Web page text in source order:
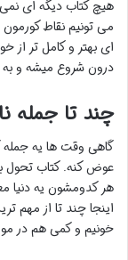
هیچ کتاب دیگه ای
می تونیم نقاط
ای بهتر و کامل تر از
درون شروع میشه و به
چند تا جمله
گاهی وقت ها یه جمله
عوض کنه. کتاب تحول
هر کدومشون یه دنیا
اینجا چند تا از مهم
خونیم و کمی هم در